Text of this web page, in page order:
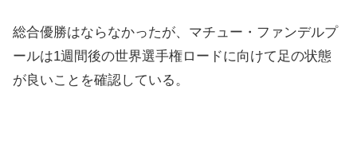
総合優勝はならなかったが、マチュー・ファンデルプ
ールは1週間後の世界選手権ロードに向けて足の状態
が良いことを確認している。